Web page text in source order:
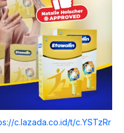
c.lazada.co.id/t/c.YSTzRr